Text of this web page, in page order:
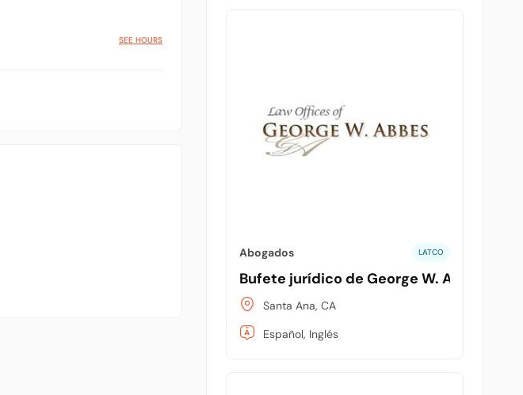
SEE HOURS
Abogados LATCO
Bufete jurídico de George W. Abbes
Santa Ana, CA
Español, Inglés